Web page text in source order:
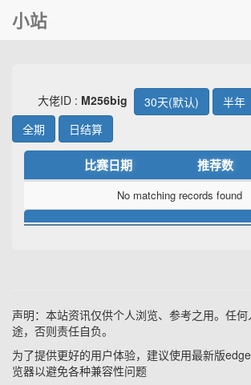
小站
大佬ID : M256big 30天(默认) 半年
全期
日结算
比赛日期 推荐数
No matching records found
声明：本站资讯仅供个人浏览、参考之用。任
途，否则责任自负。
为了提供更好的用户体验，建议使用最新版
览器以避免各种兼容性问题